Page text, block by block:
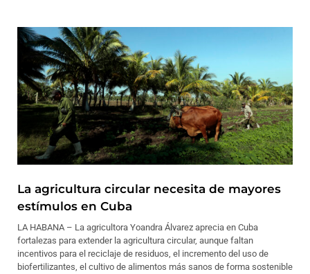
La agricultura circular necesita de mayores
estímulos en Cuba
LA HABANA – La agricultora Yoandra Álvarez aprecia en Cuba
fortalezas para extender la agricultura circular, aunque faltan
incentivos para el reciclaje de residuos, el incremento del uso de
biofertilizantes, el cultivo de alimentos más sanos de forma sostenible